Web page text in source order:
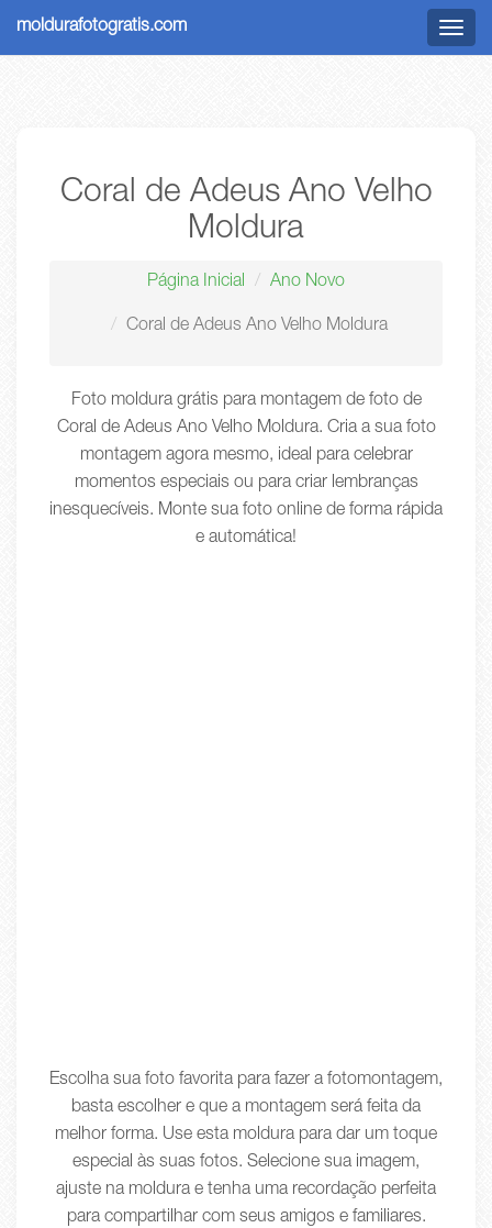
Menu
moldurafotogratis.com
Coral de Adeus Ano Velho
Moldura
Página Inicial Ano Novo
Coral de Adeus Ano Velho Moldura
Foto moldura grátis para montagem de foto de
Coral de Adeus Ano Velho Moldura. Cria a sua foto
montagem agora mesmo, ideal para celebrar
momentos especiais ou para criar lembranças
inesquecíveis. Monte sua foto online de forma rápida
e automática!
Escolha sua foto favorita para fazer a fotomontagem,
basta escolher e que a montagem será feita da
melhor forma. Use esta moldura para dar um toque
especial às suas fotos. Selecione sua imagem,
ajuste na moldura e tenha uma recordação perfeita
para compartilhar com seus amigos e familiares.